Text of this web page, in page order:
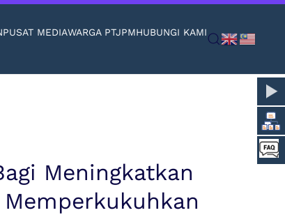
PUSAT MEDIAWARGA PTJPMHUBUNGI KAMI
Meningkatkan